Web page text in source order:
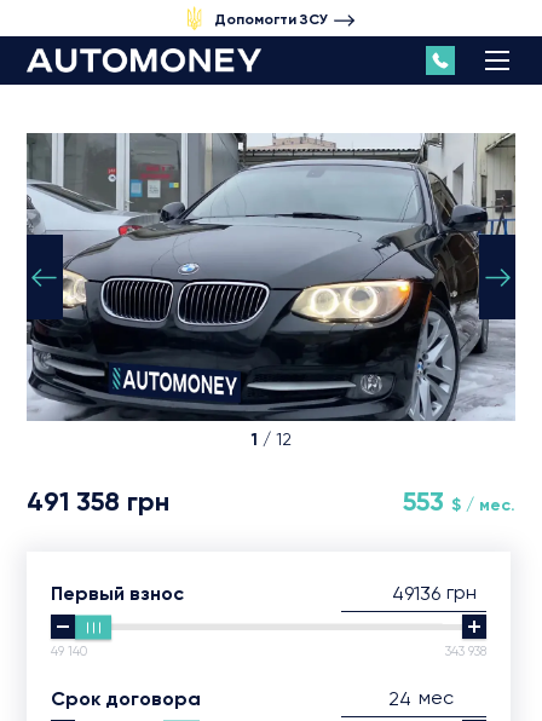
Допомогти ЗСУ
1 / 12
491 358 грн 553 $ / мес.
Первый взнос грн
49 140 343 938
Срок договора мес